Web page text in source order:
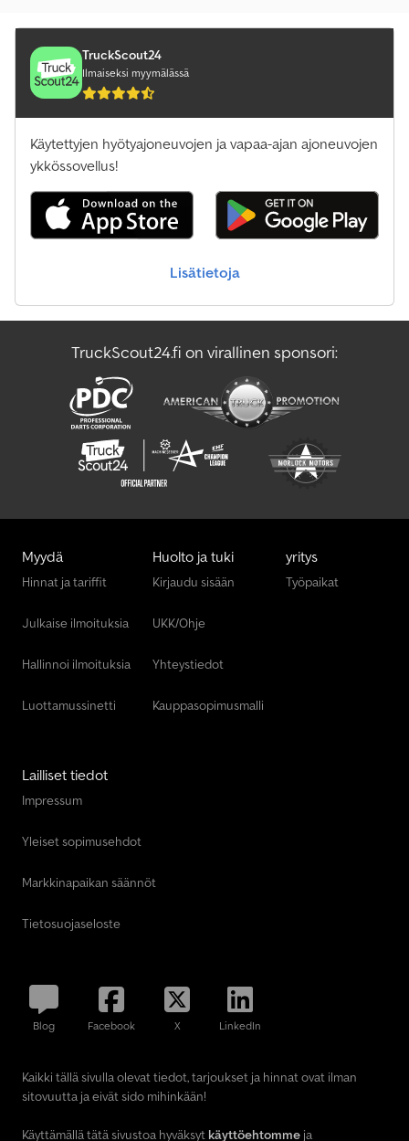
TruckScout24
Ilmaiseksi myymälässä
Käytettyjen hyötyajoneuvojen ja vapaa-ajan ajoneuvojen
ykkössovellus!
Lisätietoja
TruckScout24.fi on virallinen sponsori:
Myydä
Hinnat ja tariffit
Julkaise ilmoituksia
Hallinnoi ilmoituksia
Luottamussinetti
Huolto ja tuki
Kirjaudu sisään
UKK/Ohje
Yhteystiedot
Kauppasopimusmalli
yritys
Työpaikat
Lailliset tiedot
Impressum
Yleiset sopimusehdot
Markkinapaikan säännöt
Tietosuojaseloste
Blog Facebook X LinkedIn
Kaikki tällä sivulla olevat tiedot, tarjoukset ja hinnat ovat ilman
sitovuutta ja eivät sido mihinkään!
Käyttämällä tätä sivustoa hyväksyt käyttöehtomme ja